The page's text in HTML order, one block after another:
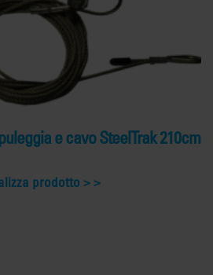
e cavo SteelTrak 210cm
prodotto >